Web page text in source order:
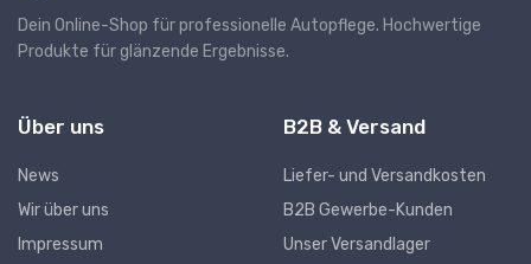
Dein Online-Shop für professionelle Autopflege. Hochwertige
Produkte für glänzende Ergebnisse.
Über uns
News
Wir über uns
Impressum
B2B & Versand
Liefer- und Versandkosten
B2B Gewerbe-Kunden
Unser Versandlager